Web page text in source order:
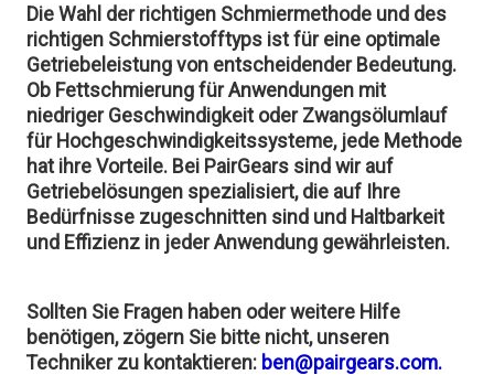
Die Wahl der richtigen Schmiermethode und des
richtigen Schmierstofftyps ist für eine optimale
Getriebeleistung von entscheidender Bedeutung.
Ob Fettschmierung für Anwendungen mit
niedriger Geschwindigkeit oder Zwangsölumlauf
für Hochgeschwindigkeitssysteme, jede Methode
hat ihre Vorteile. Bei PairGears sind wir auf
Getriebelösungen spezialisiert, die auf Ihre
Bedürfnisse zugeschnitten sind und Haltbarkeit
und Effizienz in jeder Anwendung gewährleisten.
Sollten Sie Fragen haben oder weitere Hilfe
benötigen, zögern Sie bitte nicht, unseren
Techniker zu kontaktieren: ben@pairgears.com.